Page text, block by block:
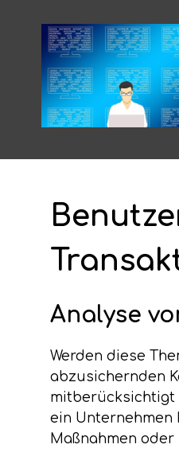
Analyse
Werden diese
abzusichernden
mitberücksichtigt
ein Unternehmen
Maßnahmen